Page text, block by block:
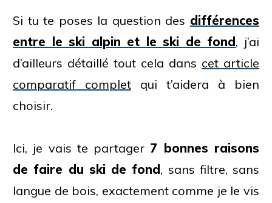
Si tu te poses la question des différences
entre le ski alpin et le ski de fond, j’ai
d’ailleurs détaillé tout cela dans cet article
comparatif complet qui t’aidera à bien
choisir.
Ici, je vais te partager 7 bonnes raisons
de faire du ski de fond, sans filtre, sans
langue de bois, exactement comme je le vis